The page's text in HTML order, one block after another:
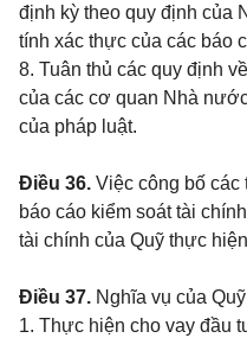
định kỳ theo quy định của
tính xác thực của các báo
8. Tuân thủ các quy định
của các cơ quan Nhà
của pháp luật.
Điều 36. Việc công bố các
báo cáo kiểm soát tài
tài chính của Quỹ thực
Điều 37. Nghĩa vụ của
1. Thực hiện cho vay đầu